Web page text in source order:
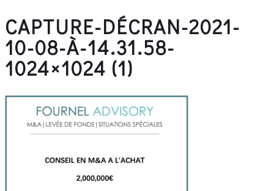
CAPTURE-DÉCRAN-2021-
10-08-À-14.31.58-
1024×1024 (1)